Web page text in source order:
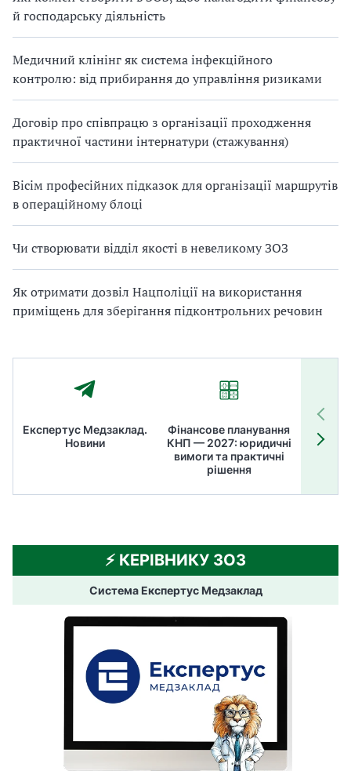
й господарську діяльність
Медичний клінінг як система інфекційного
контролю: від прибирання до управління ризиками
Договір про співпрацю з організації проходження
практичної частини інтернатури (стажування)
Вісім професійних підказок для організації маршрутів
в операційному блоці
Чи створювати відділ якості в невеликому ЗОЗ
Як отримати дозвіл Нацполіції на використання
приміщень для зберігання підконтрольних речовин
Експертус Медзаклад.
Новини
Фінансове планування
КНП — 2027: юридичні
вимоги та практичні
рішення
⚡️ КЕРІВНИКУ ЗОЗ
Система Експертус Медзаклад